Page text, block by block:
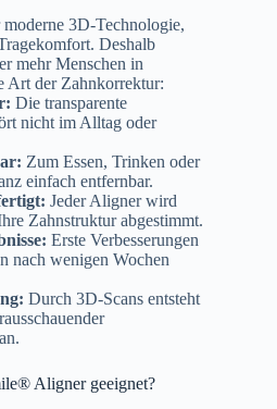
3D-Technologie,
Deshalb
mehr Menschen in
Art der Zahnkorrektur:
Die transparente
nicht im Alltag oder
Zum Essen, Trinken oder
einfach entfernbar.
Jeder Aligner wird
Zahnstruktur abgestimmt.
Erste Verbesserungen
nach wenigen Wochen
Durch 3D-Scans entsteht
Aligner geeignet?